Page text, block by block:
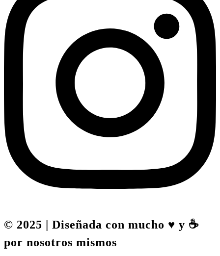
© 2025 | Diseñada con mucho ♥️ y ☕
por nosotros mismos